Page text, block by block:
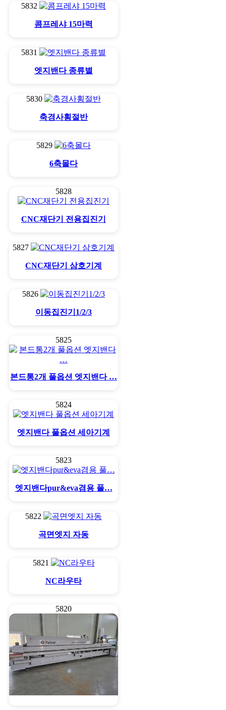
5832
콤프레샤 15마력
5831
엣지밴다 종류별
5830
축경사횡절반
5829
6축몰다
5828
CNC재단기 전용집진기
5827
CNC재단기 삼호기계
5826
이동집진기1/2/3
5825
본드통2개 풀옵션 엣지밴다 …
5824
엣지밴다 풀옵션 세아기계
5823
엣지밴다pur&eva겸용 풀…
5822
곡면엣지 자동
5821
NC라우타
5820